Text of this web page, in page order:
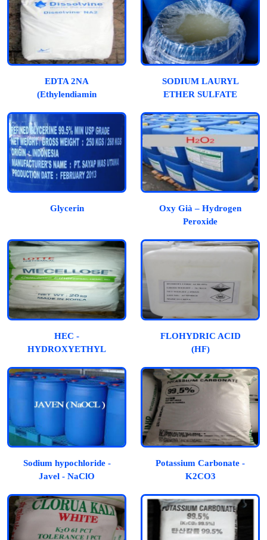
EDTA 2NA
(Ethylendiamin
SODIUM LAURYL
ETHER SULFATE
Glycerin
Oxy Già – Hydrogen
Peroxide
HEC -
HYDROXYETHYL
FLOHYDRIC ACID
(HF)
Sodium hypochloride -
Javel - NaClO
Potassium Carbonate -
K2CO3